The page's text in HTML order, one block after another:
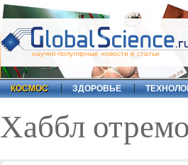
научно-популярные новости и статьи
КОСМОС ЗДОРОВЬЕ
Хаббл